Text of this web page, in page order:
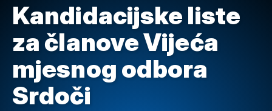
Kandidacijske liste
za članove Vijeća
mjesnog odbora
Srdoči